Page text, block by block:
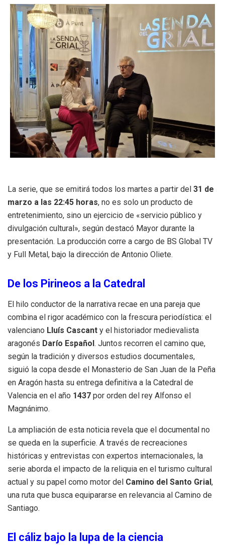
La serie, que se emitirá todos los martes a partir del 31 de
marzo a las 22:45 horas, no es solo un producto de
entretenimiento, sino un ejercicio de «servicio público y
divulgación cultural», según destacó Mayor durante la
presentación. La producción corre a cargo de BS Global TV
y Full Metal, bajo la dirección de Antonio Oliete.
De los Pirineos a la Catedral
El hilo conductor de la narrativa recae en una pareja que
combina el rigor académico con la frescura periodística: el
valenciano Lluís Cascant y el historiador medievalista
aragonés Darío Español. Juntos recorren el camino que,
según la tradición y diversos estudios documentales,
siguió la copa desde el Monasterio de San Juan de la Peña
en Aragón hasta su entrega definitiva a la Catedral de
Valencia en el año 1437 por orden del rey Alfonso el
Magnánimo.
La ampliación de esta noticia revela que el documental no
se queda en la superficie. A través de recreaciones
históricas y entrevistas con expertos internacionales, la
serie aborda el impacto de la reliquia en el turismo cultural
actual y su papel como motor del Camino del Santo Grial,
una ruta que busca equipararse en relevancia al Camino de
Santiago.
El cáliz bajo la lupa de la ciencia